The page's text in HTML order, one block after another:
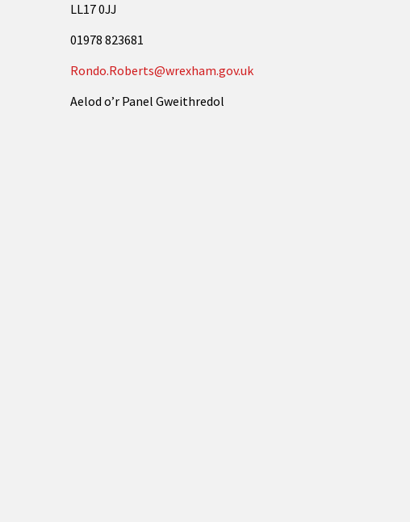
LL17 0JJ
01978 823681
Rondo.Roberts@wrexham.gov.uk
Aelod o’r Panel Gweithredol